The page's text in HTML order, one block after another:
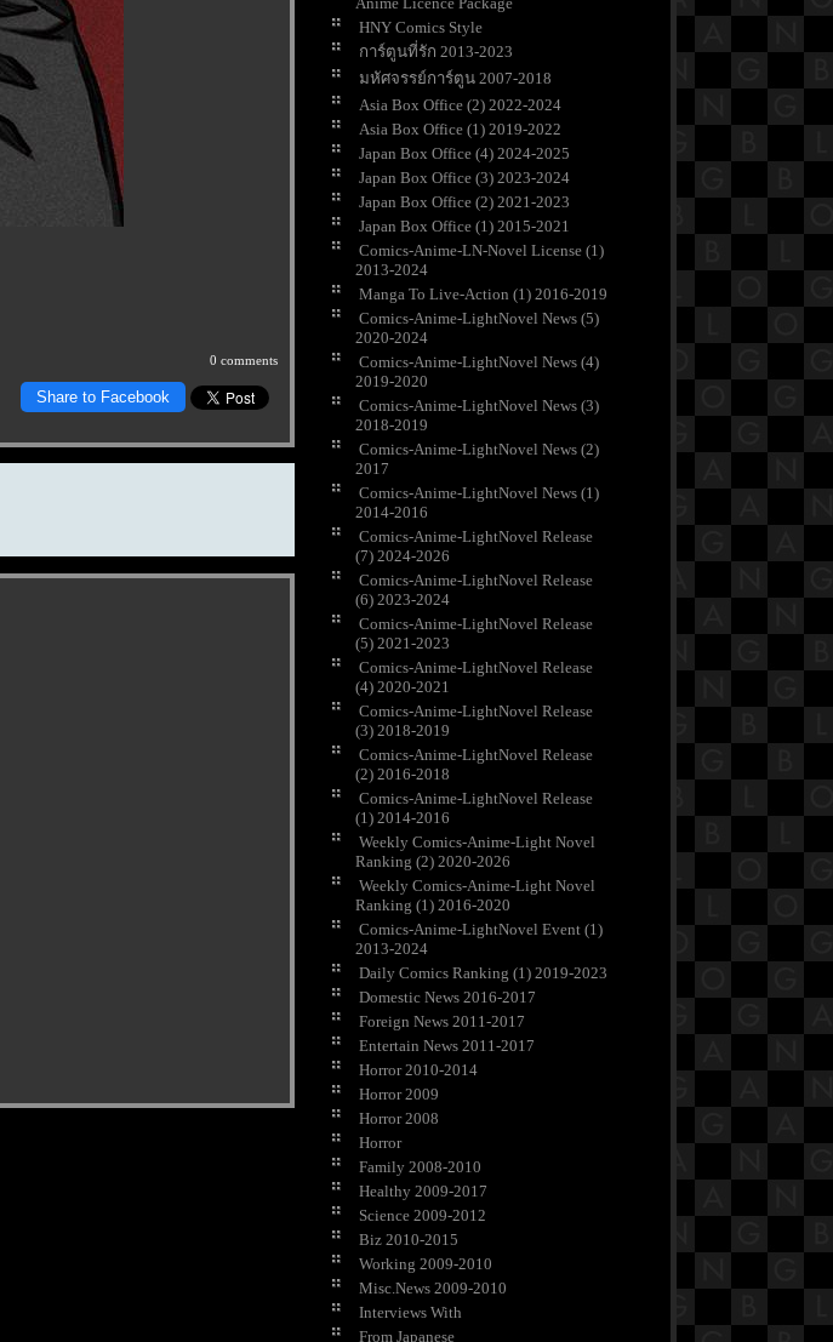
0 comments
Share to Facebook
HNY Comics Style
การ์ตูนที่รัก 2013-2023
มหัศจรรย์การ์ตูน 2007-2018
Asia Box Office (2) 2022-2024
Asia Box Office (1) 2019-2022
Japan Box Office (4) 2024-2025
Japan Box Office (3) 2023-2024
Japan Box Office (2) 2021-2023
Japan Box Office (1) 2015-2021
Comics-Anime-LN-Novel License (1)
2013-2024
Manga To Live-Action (1) 2016-2019
Comics-Anime-LightNovel News (5)
2020-2024
Comics-Anime-LightNovel News (4)
2019-2020
Comics-Anime-LightNovel News (3)
2018-2019
Comics-Anime-LightNovel News (2)
2017
Comics-Anime-LightNovel News (1)
2014-2016
Comics-Anime-LightNovel Release
(7) 2024-2026
Comics-Anime-LightNovel Release
(6) 2023-2024
Comics-Anime-LightNovel Release
(5) 2021-2023
Comics-Anime-LightNovel Release
(4) 2020-2021
Comics-Anime-LightNovel Release
(3) 2018-2019
Comics-Anime-LightNovel Release
(2) 2016-2018
Comics-Anime-LightNovel Release
(1) 2014-2016
Weekly Comics-Anime-Light Novel
Ranking (2) 2020-2026
Weekly Comics-Anime-Light Novel
Ranking (1) 2016-2020
Comics-Anime-LightNovel Event (1)
2013-2024
Daily Comics Ranking (1) 2019-2023
Domestic News 2016-2017
Foreign News 2011-2017
Entertain News 2011-2017
Horror 2010-2014
Horror 2009
Horror 2008
Horror
Family 2008-2010
Healthy 2009-2017
Science 2009-2012
Biz 2010-2015
Working 2009-2010
Misc.News 2009-2010
Interviews With
From Japanese